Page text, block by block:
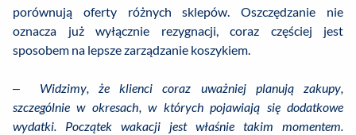
porównują oferty różnych sklepów. Oszczędzanie nie
oznacza już wyłącznie rezygnacji, coraz częściej jest
sposobem na lepsze zarządzanie koszykiem.
– Widzimy, że klienci coraz uważniej planują zakupy,
szczególnie w okresach, w których pojawiają się dodatkowe
wydatki. Początek wakacji jest właśnie takim momentem.